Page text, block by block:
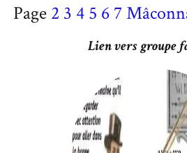
Page 2 3 4 5 6 7
Lien vers groupe